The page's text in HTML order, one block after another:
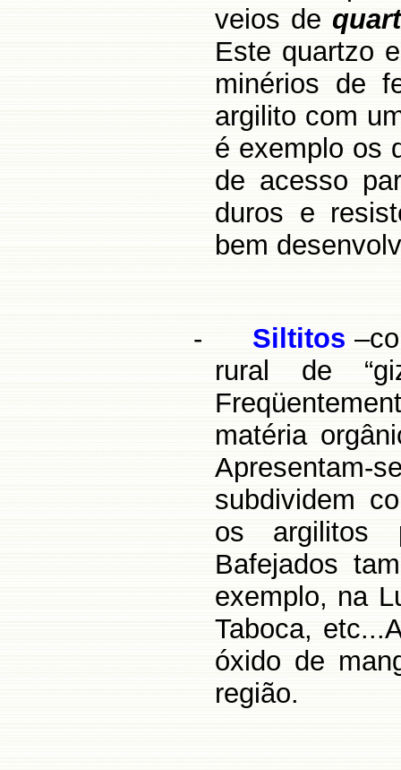
veios de
Este quartzo
minérios de
argilito com
é exemplo os
de acesso
duros e
bem
- Siltitos
rural de
matéria
Apresentam-
subdividem
os argilitos
Bafejados
exemplo, na
Taboca,
óxido de
região.